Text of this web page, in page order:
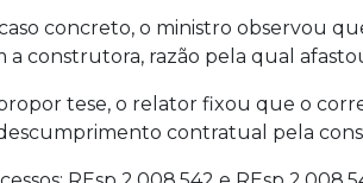
concreto, o ministro observou
a construtora, razão pela qual
tese, o relator fixou que o
contratual pela